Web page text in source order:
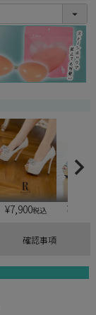
¥7,900税込 ¥
確認事項